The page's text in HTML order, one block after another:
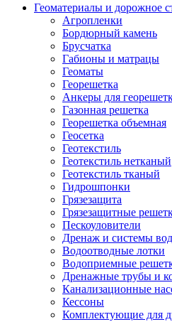
Геоматериалы и дорожное
Агропленки
Бордюрный камень
Брусчатка
Габионы и матрацы
Геоматы
Георешетка
Анкеры для
Газонная решетка
Георешетка объемная
Геосетка
Геотекстиль
Геотекстиль нетканый
Геотекстиль тканый
Гидрошпонки
Грязезащита
Грязезащитные
Пескоуловители
Дренаж и системы
Водоотводные лотки
Водоприемные
Дренажные трубы и
Канализационные
Кессоны
Комплектующие для